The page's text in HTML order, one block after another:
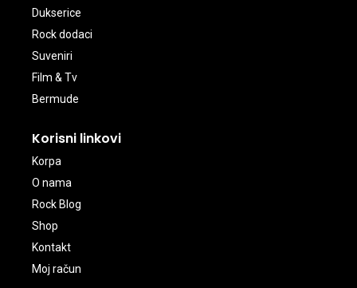
Dukserice
Rock dodaci
Suveniri
Film & Tv
Bermude
Korisni linkovi
Korpa
O nama
Rock Blog
Shop
Kontakt
Moj račun